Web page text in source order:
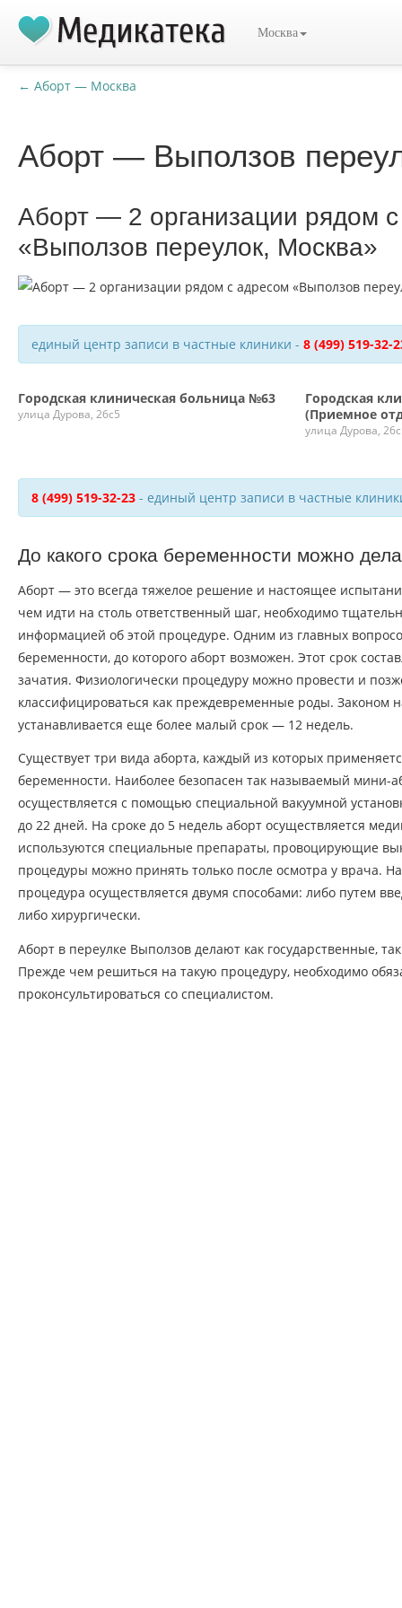
Москва
← Аборт — Москва
Аборт — Выползов
Аборт — 2 организации рядом
«Выползов переулок, Москва»
единый центр записи в частные клиники - 8 (499) 519-32-
Городская клиническая больница №63
улица Дурова, 26с5
Городская
(Приемное
улица Дурова,
8 (499) 519-32-23 - единый центр записи в частные
До какого срока беременности можно
Аборт — это всегда тяжелое решение и настоящее
чем идти на столь ответственный шаг, необходимо
информацией об этой процедуре. Одним из главных
беременности, до которого аборт возможен. Этот срок
зачатия. Физиологически процедуру можно провести и
классифицироваться как преждевременные роды. Законом
устанавливается еще более малый срок — 12 недель.
Существует три вида аборта, каждый из которых
беременности. Наиболее безопасен так называемый мини-
осуществляется с помощью специальной вакуумной
до 22 дней. На сроке до 5 недель аборт осуществляется
используются специальные препараты, провоцирующие
процедуры можно принять только после осмотра у врача.
процедура осуществляется двумя способами: либо путем
либо хирургически.
Аборт в переулке Выползов делают как государственные,
Прежде чем решиться на такую процедуру, необходимо
проконсультироваться со специалистом.